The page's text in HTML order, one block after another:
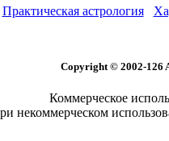
Практическая астрология
Copyright © 2002-126
Коммерческое
некоммерческом